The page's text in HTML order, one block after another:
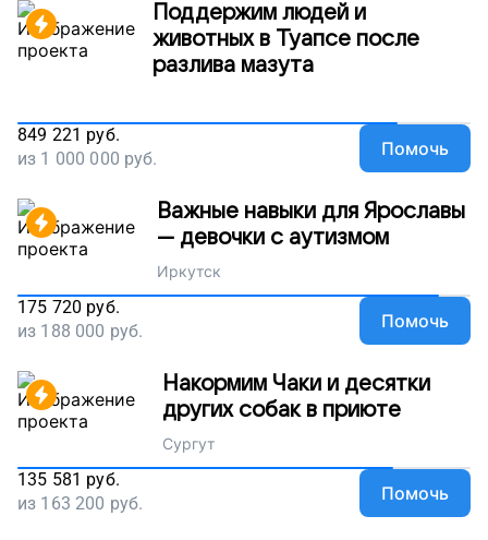
Поддержим людей и
животных в Туапсе после
разлива мазута
849 221 руб.
из 1 000 000 руб. Помочь
Важные навыки для Ярославы
— девочки с аутизмом
Иркутск
175 720 руб.
из 188 000 руб. Помочь
Накормим Чаки и десятки
других собак в приюте
Сургут
135 581 руб.
из 163 200 руб. Помочь